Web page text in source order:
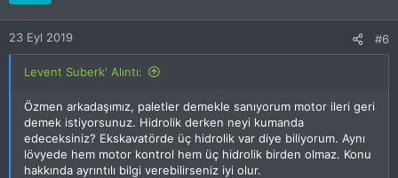
e
r
:
23 Eyl 2019 #6
Levent Suberk' Alıntı:
Özmen arkadaşımız, paletler demekle sanıyorum motor ileri geri
demek istiyorsunuz. Hidrolik derken neyi kumanda
edeceksiniz? Ekskavatörde üç hidrolik var diye biliyorum. Aynı
lövyede hem motor kontrol hem üç hidrolik birden olmaz. Konu
hakkında ayrıntılı bilgi verebilirseniz iyi olur.